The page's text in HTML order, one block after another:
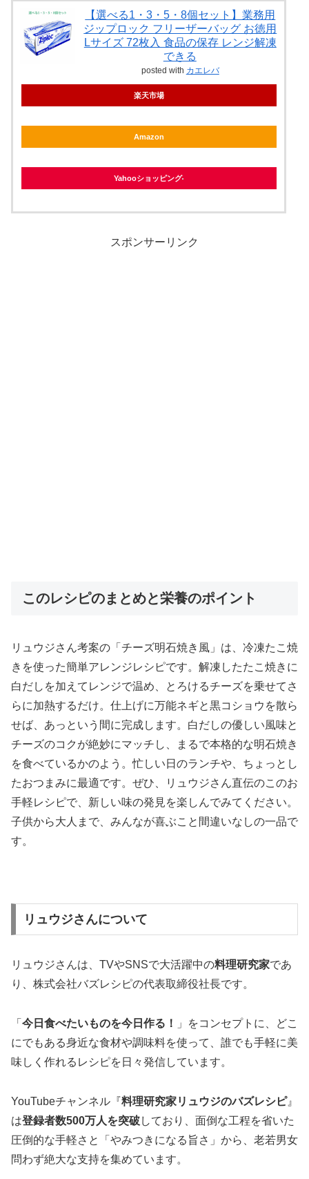
【選べる1・3・5・8個セット】業務用
ジップロック フリーザーバッグ お徳用
Lサイズ 72枚入 食品の保存 レンジ解凍
できる
posted with カエレバ
楽天市場
Amazon
Yahooショッピング
スポンサーリンク
このレシピのまとめと栄養のポイント
リュウジさん考案の「チーズ明石焼き風」は、冷凍たこ焼
きを使った簡単アレンジレシピです。解凍したたこ焼きに
白だしを加えてレンジで温め、とろけるチーズを乗せてさ
らに加熱するだけ。仕上げに万能ネギと黒コショウを散ら
せば、あっという間に完成します。白だしの優しい風味と
チーズのコクが絶妙にマッチし、まるで本格的な明石焼き
を食べているかのよう。忙しい日のランチや、ちょっとし
たおつまみに最適です。ぜひ、リュウジさん直伝のこのお
手軽レシピで、新しい味の発見を楽しんでみてください。
子供から大人まで、みんなが喜ぶこと間違いなしの一品で
す。
リュウジさんについて
リュウジさんは、TVやSNSで大活躍中の料理研究家であ
り、株式会社バズレシピの代表取締役社長です。
「 今日食べたいものを今日作る！
」をコンセプトに、どこ
にでもある身近な食材や調味料を使って、誰でも手軽に美
味しく作れるレシピを日々発信しています。
YouTubeチャンネル『料理研究家リュウジのバズレシピ』
は登録者数500万人を突破しており、面倒な工程を省いた
圧倒的な手軽さと「やみつきになる旨さ」から、老若男女
問わず絶大な支持を集めています。